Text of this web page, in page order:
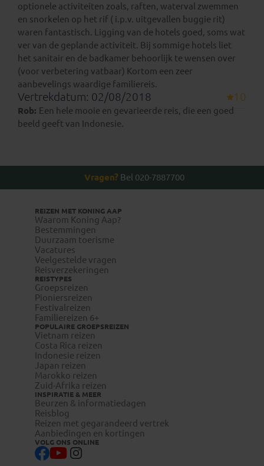
optionele activiteiten zoals, raften, waterval zwemmen
en snorkelen op het rif ( i.p.v. uitgevallen buggie rit)
waren fantastisch. Ligging van de hotels goed, soms wat
ver van de geplande activiteit. Bij sommige hotels liet
het sanitair en de badkamer behoorlijk te wensen over
(voor verbetering vatbaar) Kortom een zeer
aanbevelings waardige familiereis.
Vertrekdatum: 02/08/2018 10
Rob: Een hele mooie en gevarieerde reis, die een goed
beeld geeft van Indonesie.
Vragen? Bel 020-7887700
REIZEN MET KONING AAP
Waarom Koning Aap?
Bestemmingen
Duurzaam toerisme
Vacatures
Veelgestelde vragen
Reisverzekeringen
REISTYPES
Groepsreizen
Pioniersreizen
Festivalreizen
Familiereizen 6+
POPULAIRE GROEPSREIZEN
Vietnam reizen
Costa Rica reizen
Indonesie reizen
Japan reizen
Marokko reizen
Zuid-Afrika reizen
INSPIRATIE & MEER
Beurzen & informatiedagen
Reisblog
Reizen met gegarandeerd vertrek
Aanbiedingen en kortingen
VOLG ONS ONLINE